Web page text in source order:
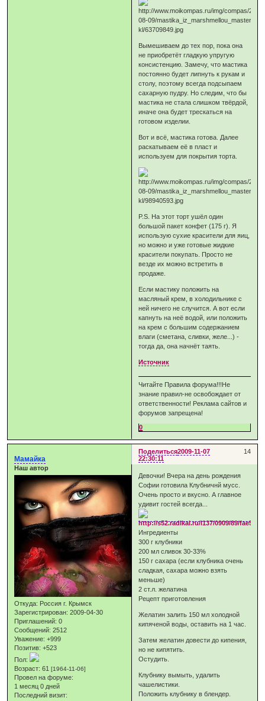
Вымешиваем до тех пор, пока она
не приобретёт гладкую упругую
консистенцию. Замечу, что мастика
постоянно будет липнуть к рукам и
столу, поэтому всегда подсыпаем
сахарную пудру. Но следим, что бы
мастика не стала слишком твёрдой,
иначе она будет трескаться на
готовом изделии.
Вот и всё, мастика готова. Далее
раскатываем её в пласт и
используем для покрытия торта.
P.S. На этот торт ушёл один
большой пакет конфет (175 г). Я
использую сухие красители для яиц,
но можно и уже готовые жидкие
красители покупать. Просто не
везде их можно встретить в
продаже.
Если мастику положить на
масляный крем, в холодильнике с
ней ничего не случится. А вот если
капнуть на неё водой, или положить
на крем с большим содержанием
влаги (сметана, сливки, желе...) -
тогда да, она начнёт таять.
Источник
Читайте Правила форума!!!Не
знание правил-не освобождает от
ответственности! Реклама сайтов и
форумов запрещена!
0
Поделиться 14
2009-11-07
22:30:11
Мамайка
Наш автор
Откуда: Россия г. Крымск
Зарегистрирован: 2009-04-30
Приглашений: 0
Сообщений: 2512
Уважение: +999
Позитив: +523
Пол:
Возраст: 61[1964-11-06]
Провел на форуме:
1 месяц 0 дней
Последний визит:
Девочки! Вчера на день рождения
Софии готовила Клубничнй мусс.
Очень просто и вкусно. А главное
удивит гостей всегда...
Ингредиенты
300 г клубники
200 мл сливок 30-33%
150 г сахара (если клубника очень
сладкая, сахара можно взять
меньше)
2 ст.л. желатина
Рецепт приготовления
Желатин залить 150 мл холодной
кипяченой воды, оставить на 1 час.
Затем желатин довести до кипения,
но не кипятить.
Остудить.
Клубнику вымыть, удалить
чашелистики.
Положить клубнику в блендер.